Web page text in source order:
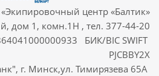
центр «Балтик»
дом 1, комн.1Н , тел. 377-44-20
БИК/BIC SWIFT
PJCBBY2X
г. Минск,ул. Тимирязева 65А